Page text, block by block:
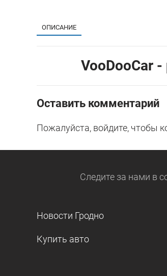
ОПИСАНИЕ
VooDooCar
Оставить комментарий
Пожалуйста, войдите, чтобы
Следите за нами в
Новости Гродно
Купить авто